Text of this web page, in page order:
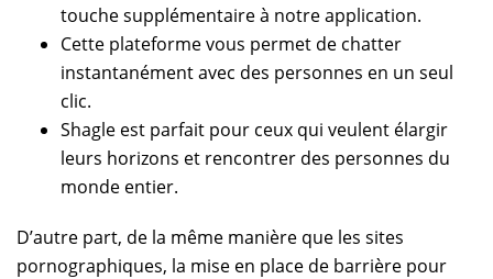
touche supplémentaire à notre application.
Cette plateforme vous permet de chatter
instantanément avec des personnes en un seul
clic.
Shagle est parfait pour ceux qui veulent élargir
leurs horizons et rencontrer des personnes du
monde entier.
D’autre part, de la même manière que les sites
pornographiques, la mise en place de barrière pour